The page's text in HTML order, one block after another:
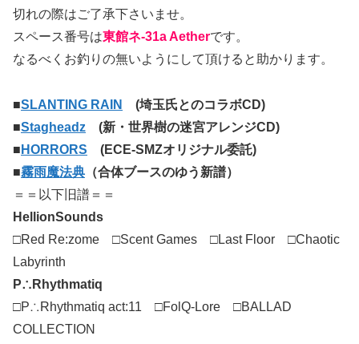
切れの際はご了承下さいませ。
スペース番号は東館ネ-31a Aetherです。
なるべくお釣りの無いようにして頂けると助かります。
■SLANTING RAIN
(埼玉氏とのコラボCD)
■Stagheadz (新・世界樹の迷宮アレンジCD)
■ HORRORS (ECE-SMZオリジナル委託)
■霧雨魔法典 （合体ブースのゆう新譜）
＝＝以下旧譜＝＝
HellionSounds
□Red Re:zome □Scent Games □Last Floor □Chaotic
Labyrinth
P∴Rhythmatiq
□P∴Rhythmatiq act:11 □FolQ-Lore □BALLAD
COLLECTION